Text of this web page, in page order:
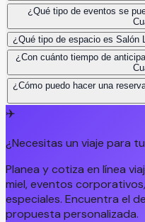
¿Qué tipo de eventos se
¿Qué tipo de espacio es Salón
¿Con cuánto tiempo de
¿Cómo puedo hacer una
✈️
¿Necesitas un viaje para
Planea y cotiza en línea
miel, eventos
especiales. Encuentra el
propuesta personalizada.